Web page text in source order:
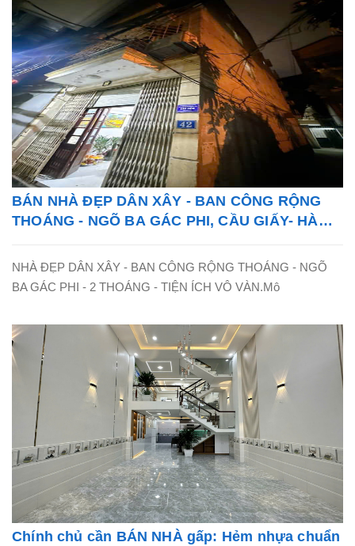
BÁN NHÀ ĐẸP DÂN XÂY - BAN CÔNG RỘNG
THOÁNG - NGÕ BA GÁC PHI, CẦU GIẤY- HÀ
NHÀ ĐẸP DÂN XÂY - BAN CÔNG RỘNG THOÁNG - NGÕ
BA GÁC PHI - 2 THOÁNG - TIỆN ÍCH VÔ VÀN.Mô
Chính chủ cần BÁN NHÀ gấp: Hẻm nhựa chuẩn